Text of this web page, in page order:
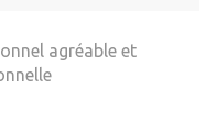
agréable et